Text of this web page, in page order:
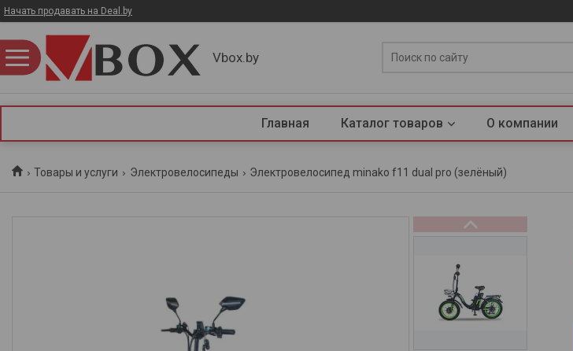
Начать продавать на Deal.by
Vbox.by
Главная Каталог товаров О компании
Товары и услуги Электровелосипеды Электровелосипед minako f11 dual pro (зелёный)